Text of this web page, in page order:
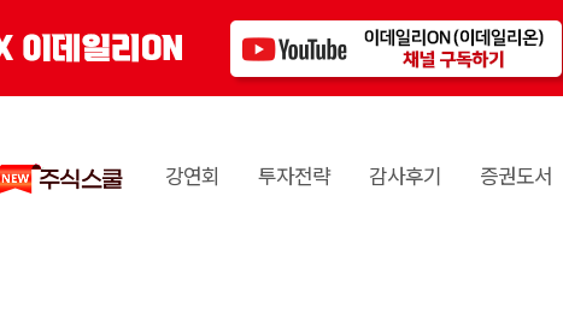
강연회 투자전략 감사후기 증권도서